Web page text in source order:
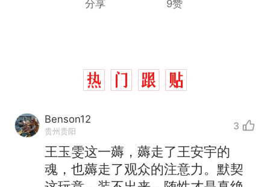
分享 9赞
Benson12
贵州贵阳 3
王玉雯这一薅，薅走了王安宇的
魂，也薅走了观众的注意力。默契